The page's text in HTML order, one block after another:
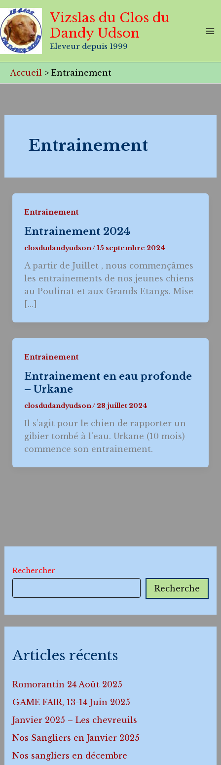
Aller
au
contenu
Vizslas du Clos du
Dandy Udson
Eleveur depuis 1999
Accueil Entrainement
Entrainement
Entrainement
Entrainement 2024
closdudandyudson/15 septembre 2024
A partir de Juillet , nous commençâmes
les entrainements de nos jeunes chiens
au Poulinat et aux Grands Etangs. Mise
[…]
Entrainement
Entrainement en eau profonde
– Urkane
closdudandyudson/ 28 juillet 2024
Il s’agit pour le chien de rapporter un
gibier tombé à l’eau. Urkane (10 mois)
commence son entrainement.
Rechercher
Recherche
Articles récents
Romorantin 24 Août 2025
GAME FAIR, 13-14 Juin 2025
Janvier 2025 – Les chevreuils
Nos Sangliers en Janvier 2025
Nos sangliers en décembre